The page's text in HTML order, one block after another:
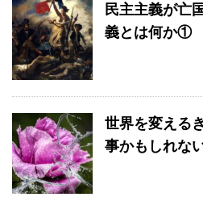
民主主義が亡
義とは何か①
世界を変える
事かもしれな